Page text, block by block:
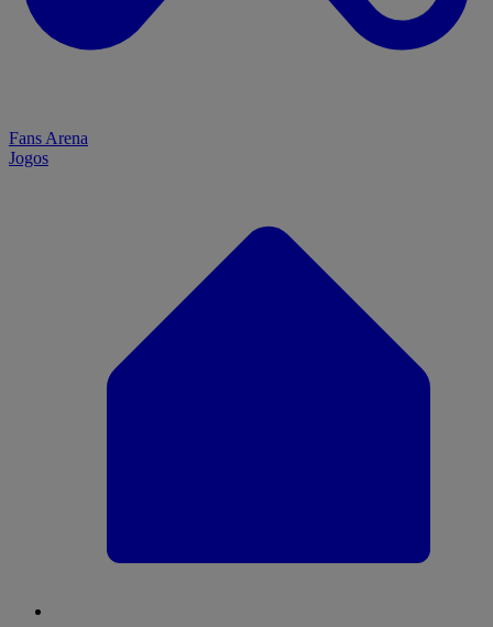
Fans Arena
Jogos